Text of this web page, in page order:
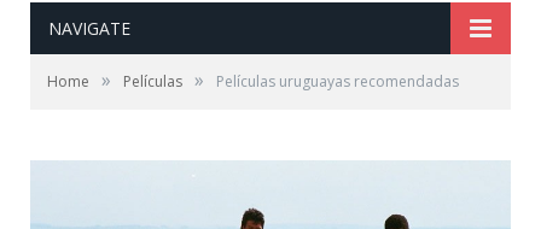
NAVIGATE
Home » Películas » Películas uruguayas recomendadas